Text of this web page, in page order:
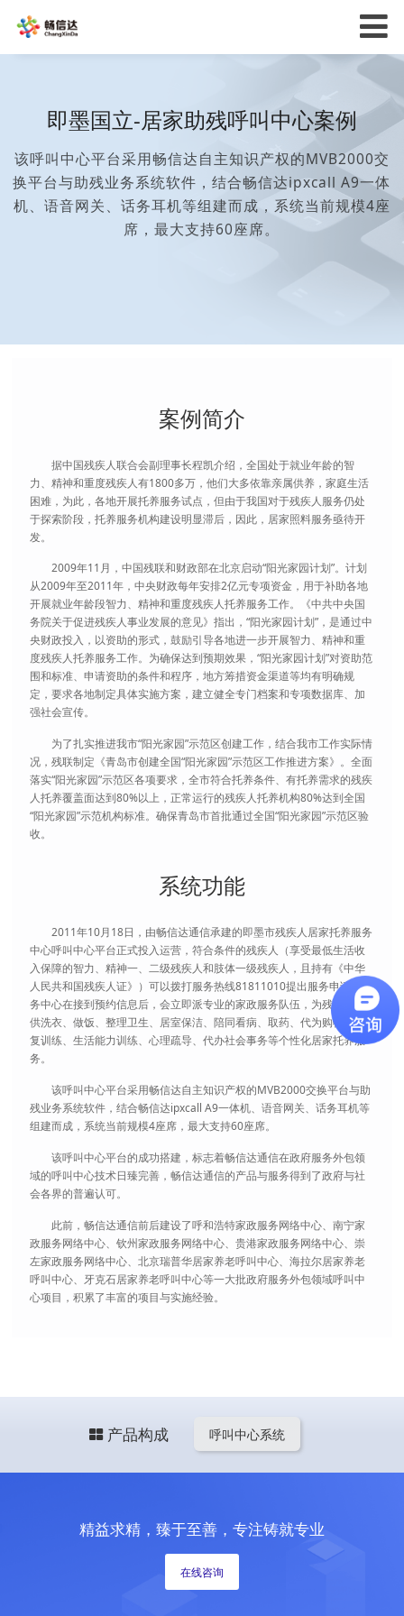
即墨国立-居家助残呼叫中心案例
该呼叫中心平台采用畅信达自主知识产权的MVB2000交
换平台与助残业务系统软件，结合畅信达ipxcall A9一体
机、语音网关、话务耳机等组建而成，系统当前规模4座
席，最大支持60座席。
案例简介
据中国残疾人联合会副理事长程凯介绍，全国处于就业年龄的智
力、精神和重度残疾人有1800多万，他们大多依靠亲属供养，家庭生活
困难，为此，各地开展托养服务试点，但由于我国对于残疾人服务仍处
于探索阶段，托养服务机构建设明显滞后，因此，居家照料服务亟待开
发。
2009年11月，中国残联和财政部在北京启动“阳光家园计划”。计划
从2009年至2011年，中央财政每年安排2亿元专项资金，用于补助各地
开展就业年龄段智力、精神和重度残疾人托养服务工作。《中共中央国
务院关于促进残疾人事业发展的意见》指出，“阳光家园计划”，是通过中
央财政投入，以资助的形式，鼓励引导各地进一步开展智力、精神和重
度残疾人托养服务工作。为确保达到预期效果，“阳光家园计划”对资助范
围和标准、申请资助的条件和程序，地方筹措资金渠道等均有明确规
定，要求各地制定具体实施方案，建立健全专门档案和专项数据库、加
强社会宣传。
为了扎实推进我市“阳光家园”示范区创建工作，结合我市工作实际情
况，残联制定《青岛市创建全国“阳光家园”示范区工作推进方案》。全面
落实“阳光家园”示范区各项要求，全市符合托养条件、有托养需求的残疾
人托养覆盖面达到80%以上，正常运行的残疾人托养机构80%达到全国
“阳光家园”示范机构标准。确保青岛市首批通过全国“阳光家园”示范区验
收。
系统功能
2011年10月18日，由畅信达通信承建的即墨市残疾人居家托养服务
中心呼叫中心平台正式投入运营，符合条件的残疾人（享受最低生活收
入保障的智力、精神一、二级残疾人和肢体一级残疾人，且持有《中华
人民共和国残疾人证》）可以拨打服务热线81811010提出服务申请，服
务中心在接到预约信息后，会立即派专业的家政服务队伍，为残疾人提
供洗衣、做饭、整理卫生、居室保洁、陪同看病、取药、代为购物、康
复训练、生活能力训练、心理疏导、代办社会事务等个性化居家托养服
务。
该呼叫中心平台采用畅信达自主知识产权的MVB2000交换平台与助
残业务系统软件，结合畅信达ipxcall A9一体机、语音网关、话务耳机等
组建而成，系统当前规模4座席，最大支持60座席。
该呼叫中心平台的成功搭建，标志着畅信达通信在政府服务外包领
域的呼叫中心技术日臻完善，畅信达通信的产品与服务得到了政府与社
会各界的普遍认可。
此前，畅信达通信前后建设了呼和浩特家政服务网络中心、南宁家
政服务网络中心、钦州家政服务网络中心、贵港家政服务网络中心、崇
左家政服务网络中心、北京瑞普华居家养老呼叫中心、海拉尔居家养老
呼叫中心、牙克石居家养老呼叫中心等一大批政府服务外包领域呼叫中
心项目，积累了丰富的项目与实施经验。
产品构成 呼叫中心系统
精益求精，臻于至善，专注铸就专业
在线咨询